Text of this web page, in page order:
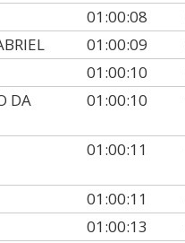
01:00:08
01:00:09
01:00:10
DA
01:00:10
01:00:11
01:00:11
01:00:13